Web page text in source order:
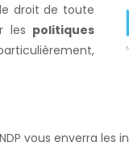
le droit de toute
les politiques
vous enverra les